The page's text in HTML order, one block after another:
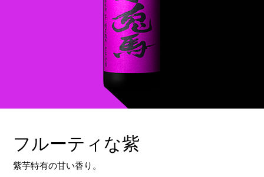
フルーティな紫
紫芋特有の甘い香り。